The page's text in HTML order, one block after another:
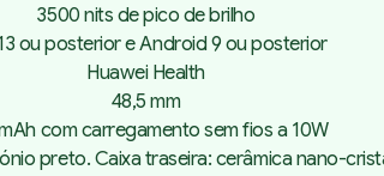
3500 nits de pico de brilho
ou posterior e Android 9 ou posterior
Huawei Health
48,5 mm
com carregamento sem fios a 10W
preto. Caixa traseira: cerâmica nano-